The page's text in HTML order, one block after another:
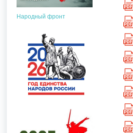
PDF
PDF
PDF
PDF
PDF
PDF
PDF
PDF
Народный фронт